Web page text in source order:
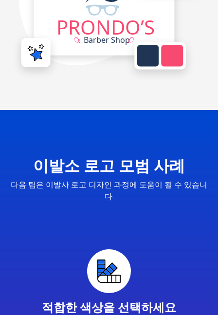
이발소 로고 모범 사례
다음 팁은 이발사 로고 디자인 과정에 도움이 될 수 있습니
다.
적합한 색상을 선택하세요